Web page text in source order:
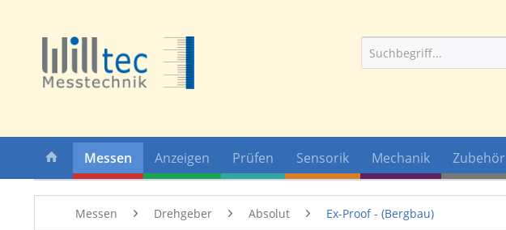
Messen Anzeigen Prüfen Sensorik Mechanik Zubehör
Messen Drehgeber Absolut Ex-Proof - (Bergbau)